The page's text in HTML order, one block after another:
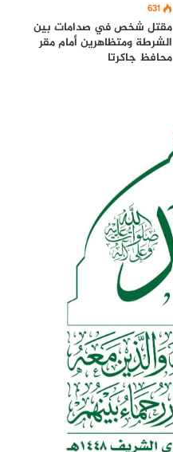
631
مقتل شخص في صدامات بين
الشرطة ومتظاهرين أمام مقر
محافظ جاكرتا